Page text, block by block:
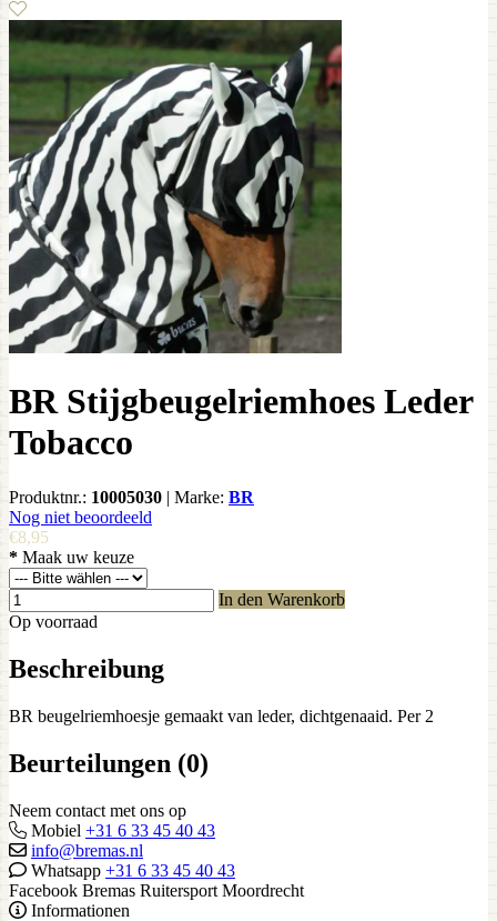
BR Stijgbeugelriemhoes Leder
Tobacco
Produktnr.: 10005030 | Marke: BR
Nog niet beoordeeld
€8,95
* Maak uw keuze
In den Warenkorb
Op voorraad
Beschreibung
BR beugelriemhoesje gemaakt van leder, dichtgenaaid. Per 2
Beurteilungen (0)
Neem contact met ons op
Mobiel +31 6 33 45 40 43
info@bremas.nl
Whatsapp +31 6 33 45 40 43
Facebook Bremas Ruitersport Moordrecht
Informationen